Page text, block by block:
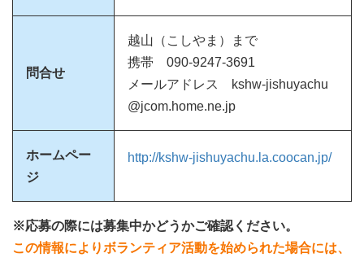
問合せ
越山（こしやま）まで
携帯 090-9247-3691
メールアドレス kshw-jishuyachu
@jcom.home.ne.jp
ホームペー
ジ
http://kshw-jishuyachu.la.coocan.jp/
※応募の際には募集中かどうかご確認ください。
この情報によりボランティア活動を始められた場合には、